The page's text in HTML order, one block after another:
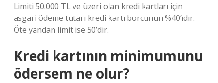
Limiti 50.000 TL ve üzeri olan kredi kartları için
asgari ödeme tutarı kredi kartı borcunun %40’ıdır.
Öte yandan limit ise 50’dir.
Kredi kartının minimumunu
ödersem ne olur?